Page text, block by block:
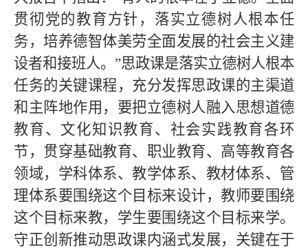
贯彻党的教育方针，落实立德树人根本任
务，培养德智体美劳全面发展的社会主义建
设者和接班人。”思政课是落实立德树人根本
任务的关键课程，充分发挥思政课的主渠道
和主阵地作用，要把立德树人融入思想道德
教育、文化知识教育、社会实践教育各环
节，贯穿基础教育、职业教育、高等教育各
领域，学科体系、教学体系、教材体系、管
理体系要围绕这个目标来设计，教师要围绕
这个目标来教，学生要围绕这个目标来学。
守正创新推动思政课内涵式发展，关键在于